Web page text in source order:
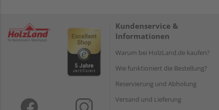
Kundenservice &
Informationen
Warum bei HolzLand.de kaufen?
Wie funktioniert die Bestellung?
Reservierung und Abholung
Versand und Lieferung